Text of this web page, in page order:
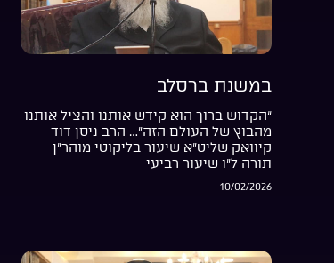
במשנת ברסלב
“הקדוש ברוך הוא קידש אותנו והציל אותנו
מהבוץ של העולם הזה”… הרב ניסן דוד
קיוואק שליט”א שיעור בליקוטי מוהר”ן
תורה ל”ו שיעור רביעי
10/02/2026